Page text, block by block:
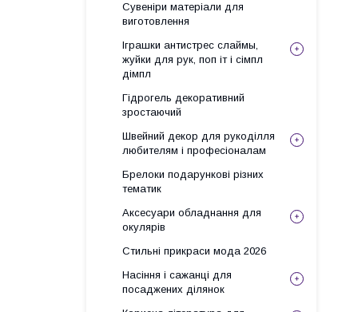
Сувеніри матеріали для
виготовлення
Іграшки антистрес слаймы,
жуйки для рук, поп іт і сімпл
дімпл
Гідрогель декоративний
зростаючий
Швейний декор для рукоділля
любителям і професіоналам
Брелоки подарункові різних
тематик
Аксесуари обладнання для
окулярів
Стильні прикраси мода 2026
Насіння і сажанці для
посаджених ділянок